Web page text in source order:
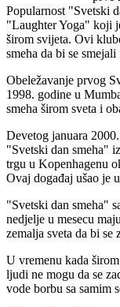
Popularnost "Svetski
"Laughter Yoga" koji
širom svijeta. Ovi
smeha da bi se
Obeležavanje prvog
1998. godine u
smeha širom sveta i
Devetog januara
"Svetski dan smeha"
trgu u Kopenhagenu
Ovaj događaj ušao je
"Svetski dan smeha"
nedjelje u mesecu
zemalja sveta da bi se
U vremenu kada
ljudi ne mogu da se
vode borbu sa samim